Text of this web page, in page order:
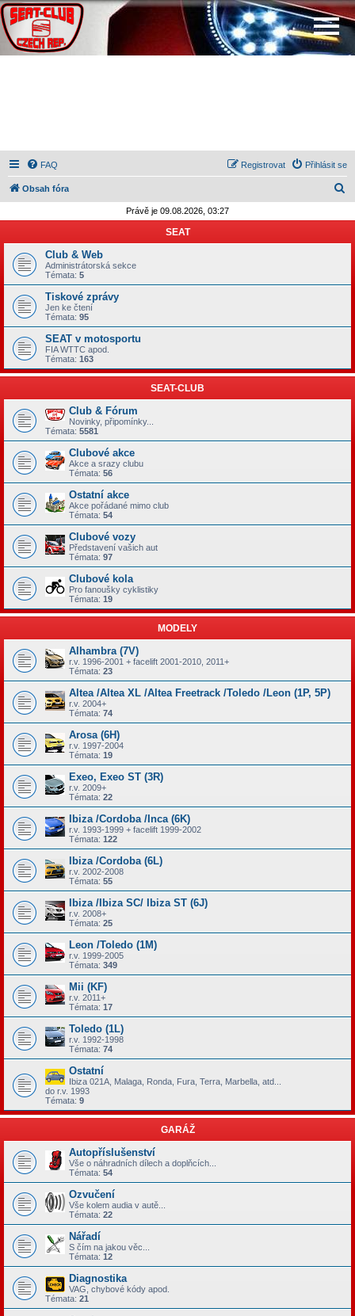
FAQ Přihlásit se
Registrovat
Obsah fóra
d
t
Právě je 09.08.2026, 03:27
SEAT
Club & Web
Administrátorská sekce
Témata: 5
Tiskové zprávy
Jen ke čtení
Témata: 95
SEAT v motosportu
FIA WTTC apod.
Témata: 163
SEAT-CLUB
Club & Fórum
Novinky, připomínky...
Témata: 5581
Clubové akce
Akce a srazy clubu
Témata: 56
Ostatní akce
Akce pořádané mimo club
Témata: 54
Clubové vozy
Představení vašich aut
Témata: 97
Clubové kola
Pro fanoušky cyklistiky
Témata: 19
MODELY
Alhambra (7V)
r.v. 1996-2001 + facelift 2001-2010, 2011+
Témata: 23
Altea /Altea XL /Altea Freetrack /Toledo /Leon (1P, 5P)
r.v. 2004+
Témata: 74
Arosa (6H)
r.v. 1997-2004
Témata: 19
Exeo, Exeo ST (3R)
r.v. 2009+
Témata: 22
Ibiza /Cordoba /Inca (6K)
r.v. 1993-1999 + facelift 1999-2002
Témata: 122
Ibiza /Cordoba (6L)
r.v. 2002-2008
Témata: 55
Ibiza /Ibiza SC/ Ibiza ST (6J)
r.v. 2008+
Témata: 25
Leon /Toledo (1M)
r.v. 1999-2005
Témata: 349
Mii (KF)
r.v. 2011+
Témata: 17
Toledo (1L)
r.v. 1992-1998
Témata: 74
Ostatní
Ibiza 021A, Malaga, Ronda, Fura, Terra, Marbella, atd...
do r.v. 1993
Témata: 9
GARÁŽ
Autopříslušenství
Vše o náhradních dílech a doplňcích...
Témata: 54
Ozvučení
Vše kolem audia v autě...
Témata: 22
Nářadí
S čím na jakou věc...
Témata: 12
Diagnostika
VAG, chybové kódy apod.
Témata: 21